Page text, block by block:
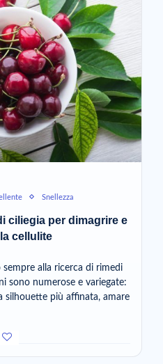
Snellezza
ciliegia per dimagrire e
cellulite
sempre alla ricerca di rimedi
sono numerose e variegate:
silhouette più affinata, amare